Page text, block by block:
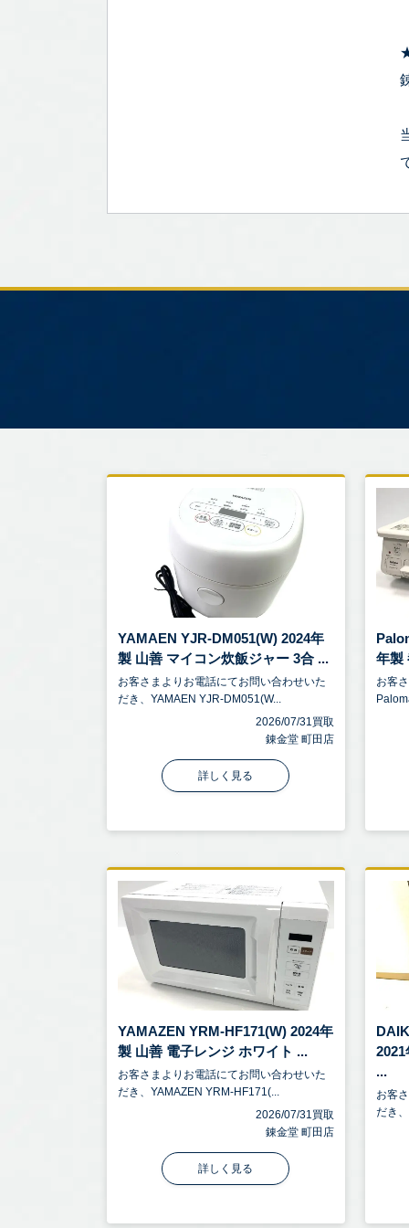
YAMAEN YJR-DM051(W) 2024年
製 山善 マイコン炊飯ジャー 3合 ...
お客さまよりお電話にてお問い合わせいた
だき、YAMAEN YJR-DM051(W...
2026/07/31買取
錬金堂 町田店
詳しく見る
年製
お客
YAMAZEN YRM-HF171(W) 2024年
製 山善 電子レンジ ホワイト ...
お客さまよりお電話にてお問い合わせいた
だき、YAMAZEN YRM-HF171(...
2026/07/31買取
錬金堂 町田店
詳しく見る
...
お客
だき